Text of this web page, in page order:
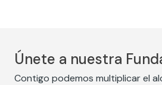
Únete a nuestra
Contigo podemos multiplicar el